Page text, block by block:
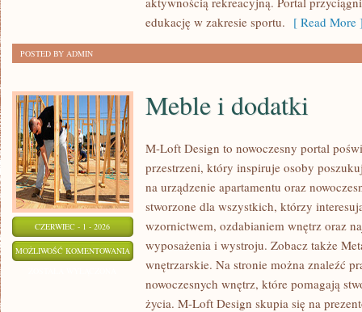
edukację w zakresie sportu. [ Read More
POSTED BY ADMIN
CZERWIEC - 1 - 2026
MOŻLIWOŚĆ KOMENTOWANIA MEBLE
DODATKI
Meble i dodatki
M-Loft Design to nowoczesny portal
przestrzeni, który inspiruje osoby
na urządzenie apartamentu oraz
stworzone dla wszystkich, którzy
wzornictwem, ozdabianiem wnętrz oraz
wyposażenia i wystroju. Zobacz także
wnętrzarskie. Na stronie można znaleźć
nowoczesnych wnętrz, które pomagają
życia. M-Loft Design skupia się na